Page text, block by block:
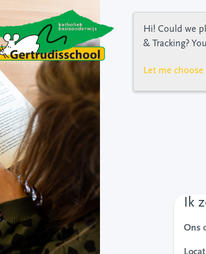
Ik
Ons
Hi! Could we
& Tracking?
Let me choose